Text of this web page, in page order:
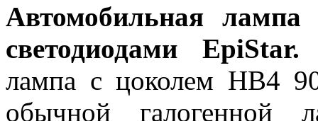
Автомобильная
светодиодами EpiStar.
лампа с цоколем HB4
обычной галогенной